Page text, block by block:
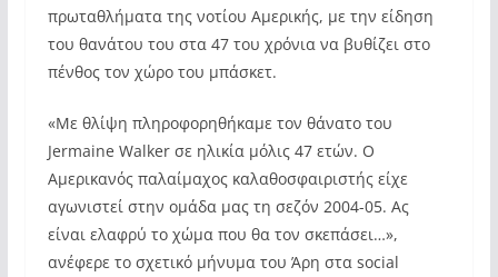
πρωταθλήματα της νοτίου Αμερικής, με την είδηση
του θανάτου του στα 47 του χρόνια να βυθίζει στο
πένθος τον χώρο του μπάσκετ.
«Με θλίψη πληροφορηθήκαμε τον θάνατο του
Jermaine Walker σε ηλικία μόλις 47 ετών. Ο
Αμερικανός παλαίμαχος καλαθοσφαιριστής είχε
αγωνιστεί στην ομάδα μας τη σεζόν 2004-05. Ας
είναι ελαφρύ το χώμα που θα τον σκεπάσει…»,
ανέφερε το σχετικό μήνυμα του Άρη στα social